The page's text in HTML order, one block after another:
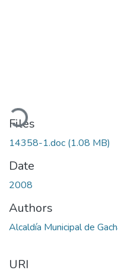
Files
14358-1.doc (1.08 MB)
Date
2008
Authors
Alcaldía Municipal de
URI